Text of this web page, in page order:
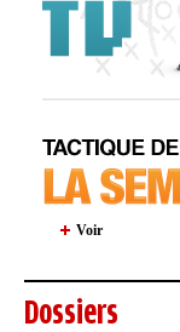
Voir
Dossiers